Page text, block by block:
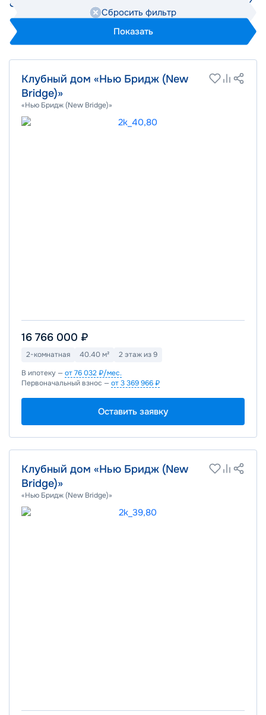
Сбросить фильтр
Показать
Клубный дом «Нью Бридж (New
Bridge)»
«Нью Бридж (New Bridge)»
16 766 000 ₽
2-комнатная 40.40 м²
2 этаж из 9
В ипотеку —от 76 032 ₽/мес.
Первоначальный взнос —от 3 369 966 ₽
Оставить заявку
Клубный дом «Нью Бридж (New
Bridge)»
«Нью Бридж (New Bridge)»